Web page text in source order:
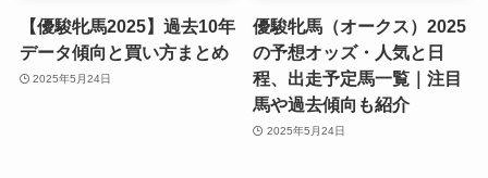
【優駿牝馬2025】過去10年
データ傾向と買い方まとめ
2025年5月24日
優駿牝馬（オークス）2025
の予想オッズ・人気と日
程、出走予定馬一覧｜注目
馬や過去傾向も紹介
2025年5月24日